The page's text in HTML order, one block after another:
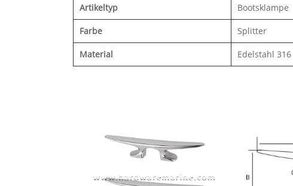
Artikeltyp Bootsklampe
Farbe Splitter
Material Edelstahl 316